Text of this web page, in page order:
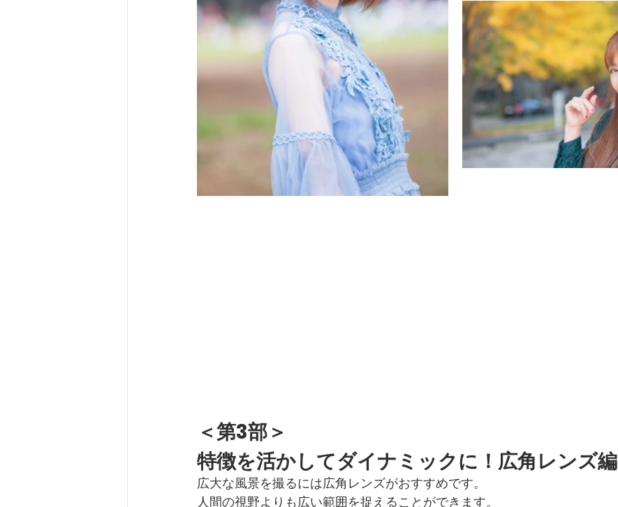
＜第3部＞
特徴を活かしてダイナミックに！広角レンズ編
広大な風景を撮るには広角レンズがおすすめです。
人間の視野よりも広い範囲を捉えることができます。